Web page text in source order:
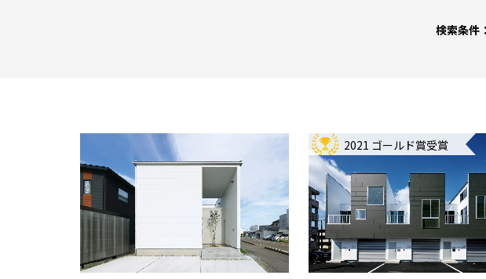
検索条件：
2021 ゴールド賞受賞